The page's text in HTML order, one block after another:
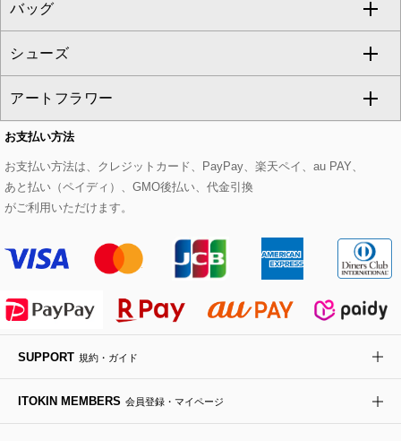
eur3
Maison de CINQ
MK MICHEL KLEIN BAG
HIROKO KOSHINO
re:edition project 165
パーカー
タンクトップ・キャミソール
スウェット・ジャージー
その他のトップス
サロペット・オールインワン
その他のパンツ
ショート・ミニ丈スカート
その他のスカート
セットアップ
セットアップジャケット
セットアップパンツ
セットアップスカート
セットアップワンピース
ピーコート
ダッフルコート
チェスターコート
モッズコート
ステンカラーコート
ライダースジャケット
デニムジャケット
ダウンジャケット・コート
その他のコート・ブルゾン
マスク
ストール・マフラー・スヌード
ベルト・サスペンダー
帽子
ヘアアクセサリー
ハンカチ・バンダナ
手袋
チャーム・ストラップ
すべてのアクセサリー
ネックレス
ピアス・イヤリング
ブレスレット・バングル
ブローチ・コサージュ
バッグ
すべてのバッグ
トートバッグ
ショルダーバッグ
ボストンバッグ
バックパック・リュック
ボディバッグ・メッセンジャーバッグ
トラベルバッグ
ビジネスバッグ
シューズ
すべてのシューズ
パンプス
スニーカー
フラットシューズ
ローファー
ドレスシューズ
サンダル・ミュール
アートフラワー
すべてのアートフラワー
ローズ
カサブランカ・カラー
ラナンキュラス
ポプリアレンジ＆フレグランス
お支払い方法
お支払い方法は、クレジットカード、PayPay、楽天ペイ、au PAY、
あと払い（ペイディ）、GMO後払い、代金引換
がご利用いただけます。
SUPPORT 規約・ガイド
ITOKIN MEMBERS 会員登録・マイページ